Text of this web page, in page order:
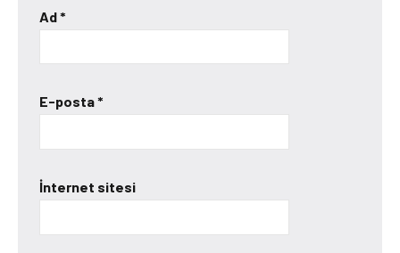
Ad*
E-posta*
İnternet sitesi